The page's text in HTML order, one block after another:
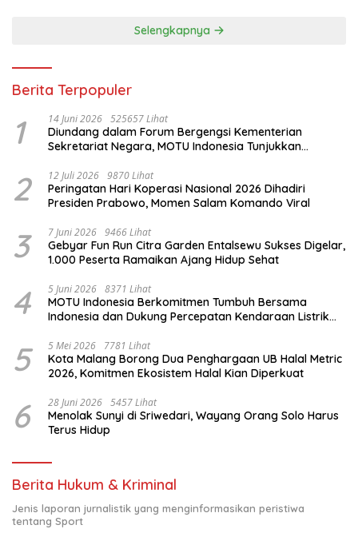
Selengkapnya
Berita Terpopuler
1 14 Juni 2026 525657 Lihat
Diundang dalam Forum Bergengsi Kementerian
Sekretariat Negara, MOTU Indonesia Tunjukkan
2 12 Juli 2026 9870 Lihat
Peringatan Hari Koperasi Nasional 2026 Dihadiri
Presiden Prabowo, Momen Salam Komando Viral
3 7 Juni 2026 9466 Lihat
Gebyar Fun Run Citra Garden Entalsewu Sukses Digelar,
1.000 Peserta Ramaikan Ajang Hidup Sehat
4 5 Juni 2026 8371 Lihat
MOTU Indonesia Berkomitmen Tumbuh Bersama
Indonesia dan Dukung Percepatan Kendaraan Listrik
5 5 Mei 2026 7781 Lihat
Kota Malang Borong Dua Penghargaan UB Halal Metric
2026, Komitmen Ekosistem Halal Kian Diperkuat
6 28 Juni 2026 5457 Lihat
Menolak Sunyi di Sriwedari, Wayang Orang Solo Harus
Terus Hidup
Berita Hukum & Kriminal
Jenis laporan jurnalistik yang menginformasikan peristiwa
tentang Sport